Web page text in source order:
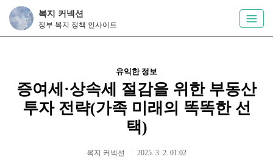
복지 커넥션
정부 복지 정책 인사이트
유익한 정보
증여세·상속세 절감을 위한 부동산
투자 전략(가족 미래의 똑똑한 선
택)
복지 커넥션 2025. 3. 2. 01:02